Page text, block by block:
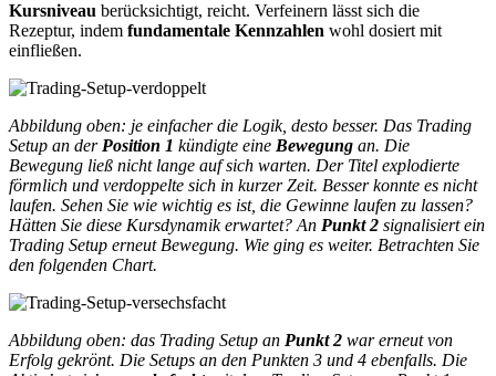
Kursniveau berücksichtigt, reicht. Verfeinern lässt sich die
Rezeptur, indem fundamentale Kennzahlen wohl dosiert mit
einfließen.
Abbildung oben: je einfacher die Logik, desto besser. Das Trading
Setup an der Position 1 kündigte eine Bewegung an. Die
Bewegung ließ nicht lange auf sich warten. Der Titel explodierte
förmlich und verdoppelte sich in kurzer Zeit. Besser konnte es nicht
laufen. Sehen Sie wie wichtig es ist, die Gewinne laufen zu lassen?
Hätten Sie diese Kursdynamik erwartet? An Punkt 2 signalisiert ein
Trading Setup erneut Bewegung. Wie ging es weiter. Betrachten Sie
den folgenden Chart.
Abbildung oben: das Trading Setup an Punkt 2 war erneut von
Erfolg gekrönt. Die Setups an den Punkten 3 und 4 ebenfalls. Die